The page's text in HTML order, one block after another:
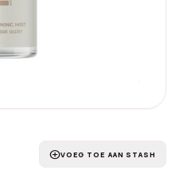
add_circleVOEG TOE AAN STASH